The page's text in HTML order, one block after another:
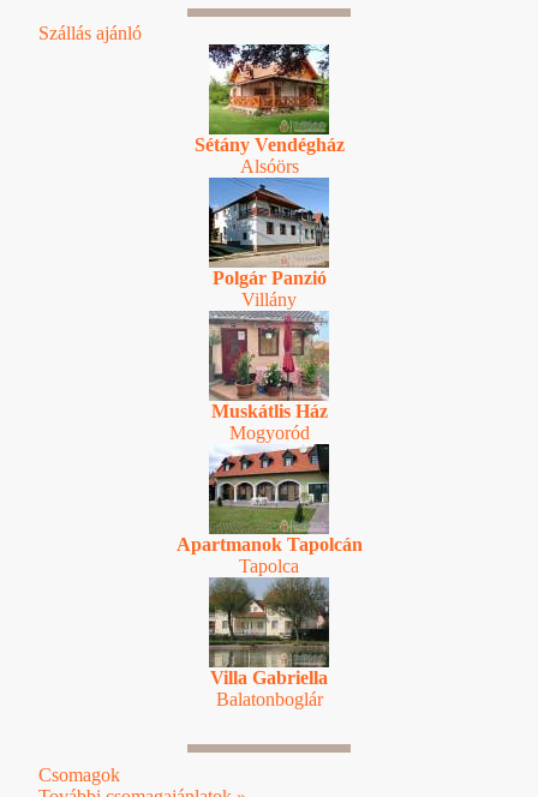
Szállás ajánló
Sétány Vendégház
Alsóörs
Polgár Panzió
Villány
Muskátlis Ház
Mogyoród
Apartmanok Tapolcán
Tapolca
Villa Gabriella
Balatonboglár
Csomagok